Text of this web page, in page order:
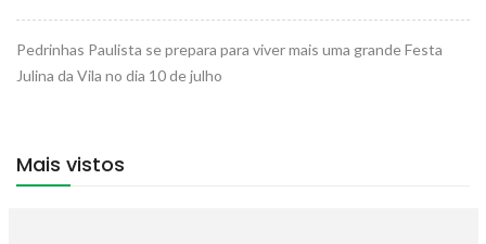
Pedrinhas Paulista se prepara para viver mais uma grande Festa
Julina da Vila no dia 10 de julho
Mais vistos